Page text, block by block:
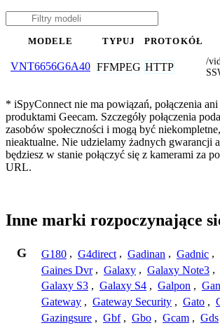
MODELE TYPUJ PROTOKÓŁ
VNT6656G6A40 FFMPEG HTTP
/
* iSpyConnect nie ma powiązań, połączenia
produktami Geecam. Szczegóły połączenia
zasobów społeczności i mogą być
nieaktualne. Nie udzielamy żadnych gwarancji
będziesz w stanie połączyć się z kamerami za
URL.
Inne marki rozpoczynające
G G180 , G4direct , Gadinan , Gadnic ,
Gaines Dvr , Galaxy , Galaxy Note3 ,
Galaxy S3 , Galaxy S4 , Galpon ,
Gateway , Gateway Security , Gato ,
Gazingsure , Gbf , Gbo , Gcam , Gds